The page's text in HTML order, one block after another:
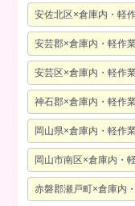
安佐北区×倉庫内・軽
安芸郡×倉庫内・軽作
安芸区×倉庫内・軽作
神石郡×倉庫内・軽作
岡山県×倉庫内・軽作
岡山市南区×倉庫内・
赤磐郡瀬戸町×倉庫内